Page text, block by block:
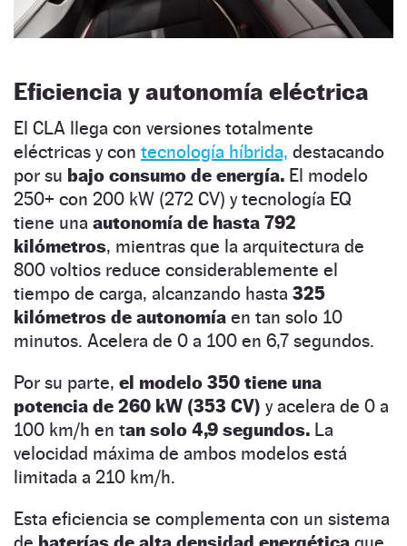
Eficiencia y autonomía eléctrica
El CLA llega con versiones totalmente
eléctricas y con tecnología híbrida, destacando
por su bajo consumo de energía. El modelo
250+ con 200 kW (272 CV) y tecnología EQ
tiene una autonomía de hasta 792
kilómetros, mientras que la arquitectura de
800 voltios reduce considerablemente el
tiempo de carga, alcanzando hasta 325
kilómetros de autonomía en tan solo 10
minutos. Acelera de 0 a 100 en 6,7 segundos.
Por su parte, el modelo 350 tiene una
potencia de 260 kW (353 CV) y acelera de 0 a
100 km/h en tan solo 4,9 segundos. La
velocidad máxima de ambos modelos está
limitada a 210 km/h.
Esta eficiencia se complementa con un sistema